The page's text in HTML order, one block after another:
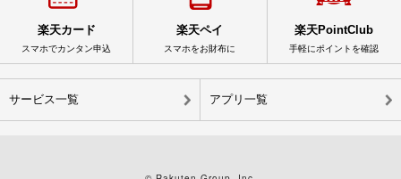
楽天カード
スマホでカンタン申込
楽天ペイ
スマホをお財布に
楽天PointClub
手軽にポイントを確認
サービス一覧 アプリ一覧